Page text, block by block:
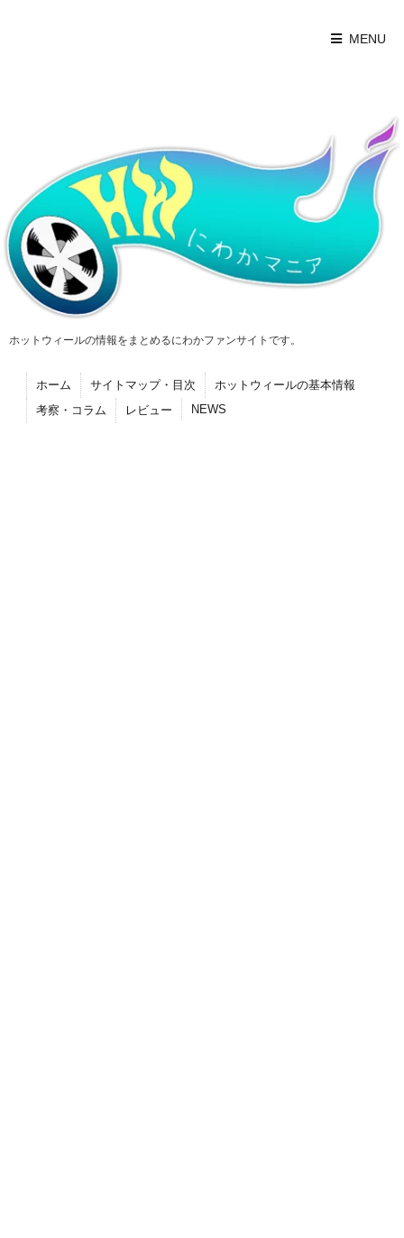
MENU
ホットウィールの情報をまとめるにわかファンサイトです。
ホーム サイトマップ・目次
ホットウィールの基本情報
考察・コラム
レビュー NEWS